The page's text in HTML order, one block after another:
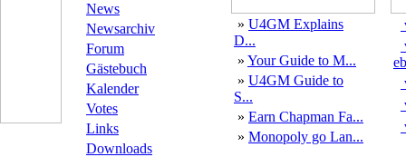
News
Newsarchiv
Forum
Gästebuch
Kalender
Votes
Links
Downloads
» U4GM Explains
D...
» Your Guide to M...
» U4GM Guide to
S...
» Earn Chapman Fa...
» Monopoly go Lan...